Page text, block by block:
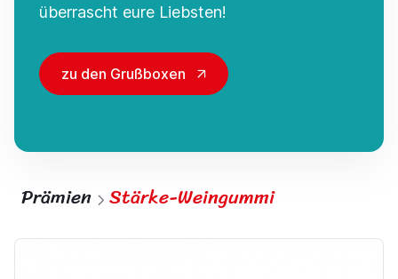
überrascht eure Liebsten!
zu den Grußboxen
Prämien Stärke-Weingummi